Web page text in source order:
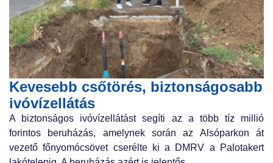
Kevesebb csőtörés, biztonságosabb
ivóvízellátás
A biztonságos ivóvízellátást segíti az a több tíz millió
forintos beruházás, amelynek során az Alsóparkon át
vezető főnyomócsövet cserélte ki a DMRV a Palotakert